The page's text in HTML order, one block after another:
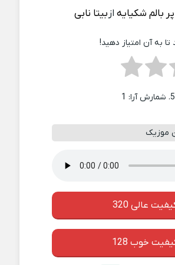
بالم شکیایه از بیتا نابی
به آن امتیاز دهید!
1
موزیک
عالی 320
خوب 128